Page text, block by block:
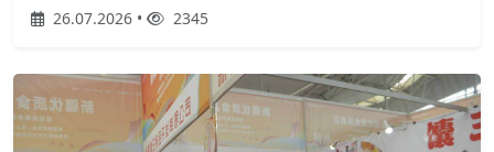
26.07.2026 • 2345